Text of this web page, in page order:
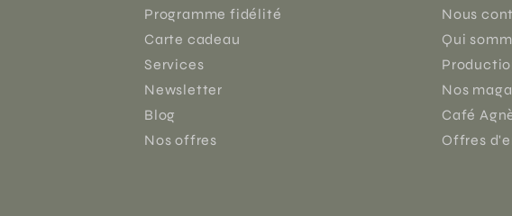
Programme fidélité
Carte cadeau
Services
Newsletter
Blog
Nos offres
Nous
Qui
Nos
Café
Offres